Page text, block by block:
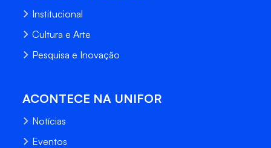
Institucional
Cultura e Arte
Pesquisa e Inovação
ACONTECE NA UNIFOR
Notícias
Eventos